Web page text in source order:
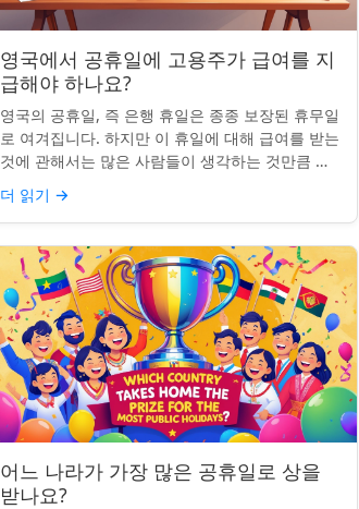
영국에서 공휴일에 고용주가 급여를 지
급해야 하나요?
영국의 공휴일, 즉 은행 휴일은 종종 보장된 휴무일
로 여겨집니다. 하지만 이 휴일에 대해 급여를 받는
것에 관해서는 많은 사람들이 생각하는 것만큼 명
확하지 않습니다. 사실, 급여를 받거나 하루 쉬는
것이 전적으로 계...
더 읽기 →
어느 나라가 가장 많은 공휴일로 상을
받나요?